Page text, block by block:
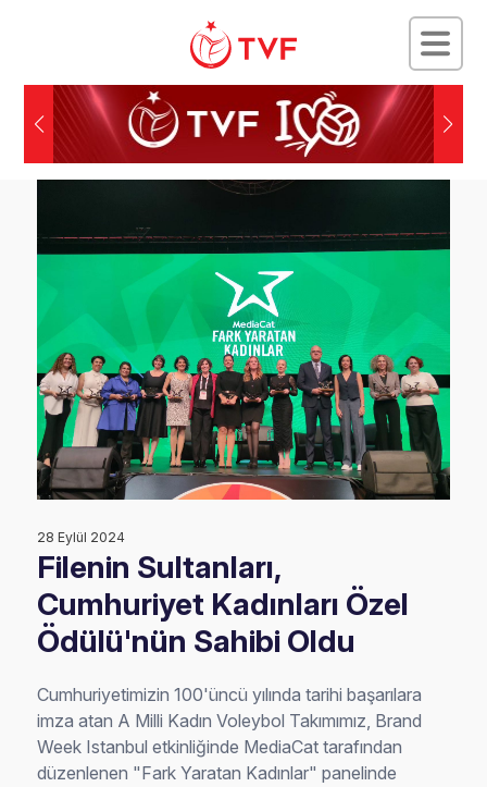
28 Eylül 2024
Filenin Sultanları,
Cumhuriyet Kadınları Özel
Ödülü'nün Sahibi Oldu
Cumhuriyetimizin 100'üncü yılında tarihi başarılara
imza atan A Milli Kadın Voleybol Takımımız, Brand
Week Istanbul etkinliğinde MediaCat tarafından
düzenlenen "Fark Yaratan Kadınlar" panelinde